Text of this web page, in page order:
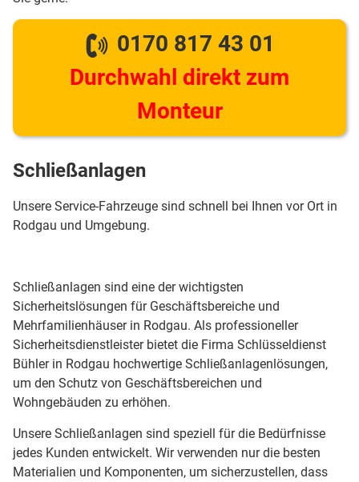
0170 817 43 01
Durchwahl direkt zum
Monteur
Schließanlagen
Unsere Service-Fahrzeuge sind schnell bei Ihnen vor Ort in
Rodgau und Umgebung.
Schließanlagen sind eine der wichtigsten
Sicherheitslösungen für Geschäftsbereiche und
Mehrfamilienhäuser in Rodgau. Als professioneller
Sicherheitsdienstleister bietet die Firma Schlüsseldienst
Bühler in Rodgau hochwertige Schließanlagenlösungen,
um den Schutz von Geschäftsbereichen und
Wohngebäuden zu erhöhen.
Unsere Schließanlagen sind speziell für die Bedürfnisse
jedes Kunden entwickelt. Wir verwenden nur die besten
Materialien und Komponenten, um sicherzustellen, dass